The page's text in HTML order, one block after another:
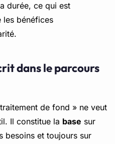
durée, ce qui est
les bénéfices
dans le parcours
de fond » ne veut
Il constitue la base sur
besoins et toujours sur